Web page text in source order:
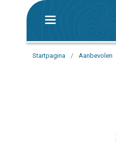
Startpagina / Aanbevolen